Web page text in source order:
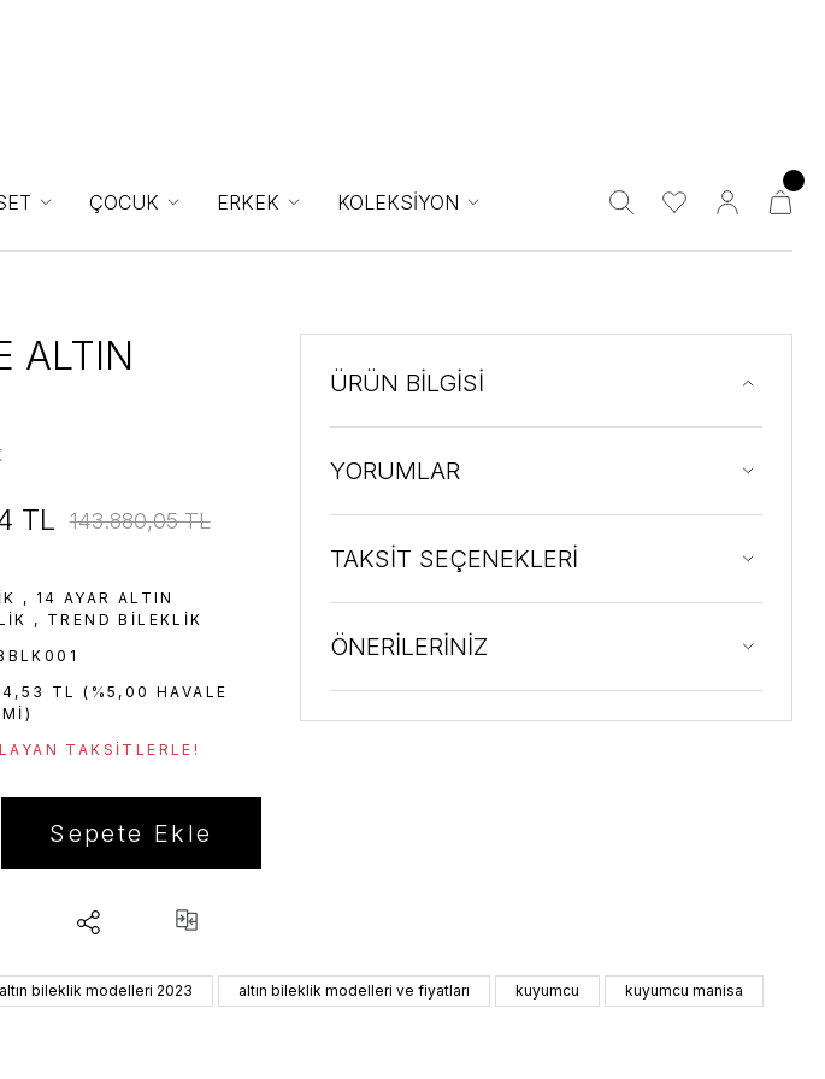
ÇOCUK ERKEK KOLEKSİYON
ALTIN
TL 143.880,05 TL
, 14 AYAR ALTIN
, TREND BILEKLIK
TL (%5,00 HAVALE
TAKSITLERLE!
Sepete Ekle
ÜRÜN BİLGİSİ
YORUMLAR
TAKSİT SEÇENEKLERİ
ÖNERİLERİNİZ
altın bileklik modelleri 2023 altın bileklik modelleri ve fiyatları kuyumcu
kuyumcu manisa